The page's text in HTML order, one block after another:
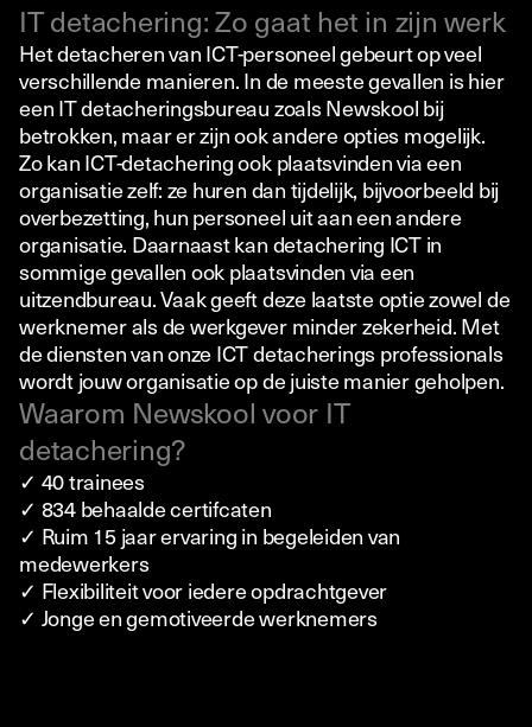
IT detachering: Zo gaat het in zijn werk
Het detacheren van ICT-personeel gebeurt op veel
verschillende manieren. In de meeste gevallen is hier
een IT detacheringsbureau zoals Newskool bij
betrokken, maar er zijn ook andere opties mogelijk.
Zo kan ICT-detachering ook plaatsvinden via een
organisatie zelf: ze huren dan tijdelijk, bijvoorbeeld bij
overbezetting, hun personeel uit aan een andere
organisatie. Daarnaast kan detachering ICT in
sommige gevallen ook plaatsvinden via een
uitzendbureau. Vaak geeft deze laatste optie zowel de
werknemer als de werkgever minder zekerheid. Met
de diensten van onze ICT detacherings professionals
wordt jouw organisatie op de juiste manier geholpen.
Waarom Newskool voor IT
detachering?
✓ 40 trainees
✓ 834 behaalde certifcaten
✓ Ruim 15 jaar ervaring in begeleiden van
medewerkers
✓ Flexibiliteit voor iedere opdrachtgever
✓ Jonge en gemotiveerde werknemers